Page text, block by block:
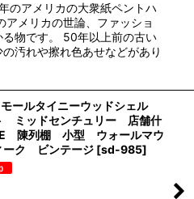
のアメリカの大衆紙ペントハ
アメリカの世論、ファッショ
る物です。 50年以上前の古い
汚れや擦れ色あせなどがあり
ルタイニーウッドシェル
ミッドセンチュリー 店舗什
陳列棚 小型 ウォールマウ
ク ビンテージ [sd-985]